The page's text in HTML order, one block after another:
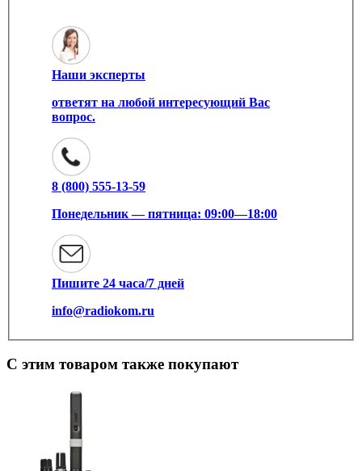
Наши эксперты
ответят на любой интересующий Вас
вопрос.
8 (800) 555-13-59
Понедельник — пятница: 09:00—18:00
Пишите 24 часа/7 дней
info@radiokom.ru
С этим товаром также покупают